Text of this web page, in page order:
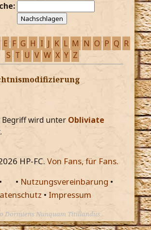
E F G H I J K L M N O P Q R
S T U V W X Y Z
Begriff wird unter Obliviate
HP-FC.Von Fans, für Fans.
• • Nutzungsvereinbarung •
• Impressum
Dormiens Nunquam Titillandus